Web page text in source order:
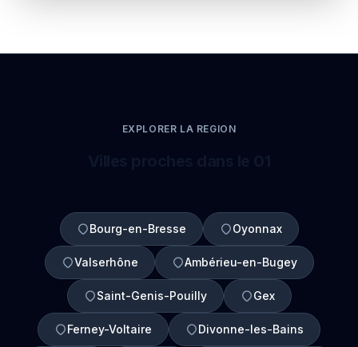
EXPLORER LA REGION
Bourg-en-Bresse Oyonnax
Valserhône Ambérieu-en-Bugey
Saint-Genis-Pouilly Gex
Ferney-Voltaire Divonne-les-Bains